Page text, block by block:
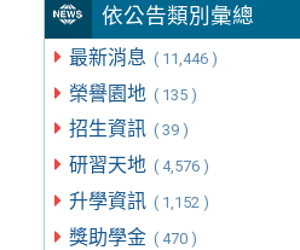
依公告類別彙總
最新消息 ( 11,446 )
榮譽園地 ( 135 )
招生資訊 ( 39 )
研習天地 ( 4,576 )
升學資訊 ( 1,152 )
獎助學金 ( 470 )